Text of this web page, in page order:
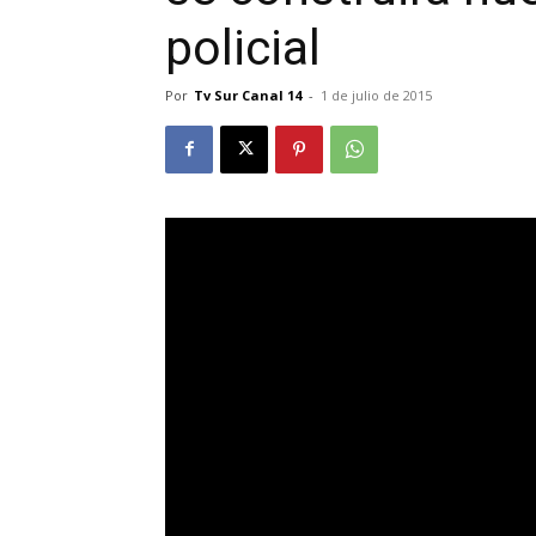
policial
Por Tv Sur Canal 14 - 1 de julio de 2015